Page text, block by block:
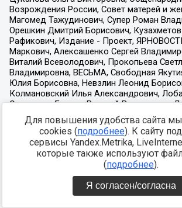
Для повышения удобства сайта
cookies (подробнее). К сайту
сервисы Yandex.Metrika,
которые также используют
(подробнее).
Я согласен/согласна